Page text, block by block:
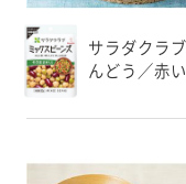
サラダクラ
んどう／赤